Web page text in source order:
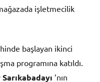
işletmecilik
başlayan ikinci
programına katıldı.
’nın